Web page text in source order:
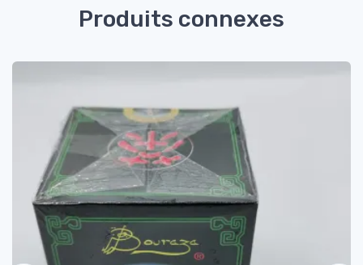
Produits connexes